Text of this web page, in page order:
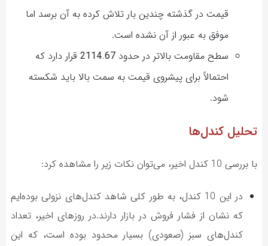
قیمت در گذشته چندین بار تلاش کرده به آن برسد اما
موفق به عبور از آن نشده است.
سطح مقاومت بالاتر در حدود 2114.67 قرار دارد که
احتمالاً برای پیشروی قیمت به سمت بالا باید شکسته
شود.
تحلیل کندل‌ها
با بررسی 10 کندل اخیر، می‌توان نکات زیر را مشاهده کرد:
در این 10 کندل، به طور کلی شاهد کندل‌های نزولی بوده‌ایم
که نشان از فشار فروش در بازار دارند.در روزهای اخیر، تعداد
کندل‌های سبز (صعودی) بسیار محدود بوده است، که این